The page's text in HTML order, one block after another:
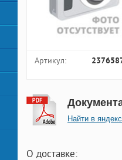
Артикул:
Найти в яндекс
О доставке: